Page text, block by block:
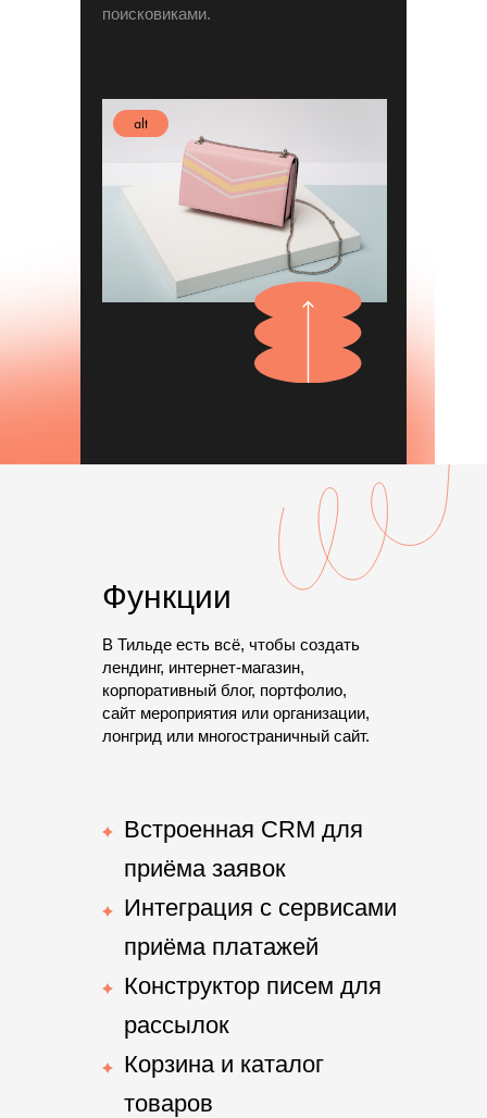
поисковиками.
Функции
В Тильде есть всё, чтобы создать
лендинг, интернет-магазин,
корпоративный блог, портфолио,
сайт мероприятия или организации,
лонгрид или многостраничный сайт.
Встроенная CRM для
приёма заявок
Интеграция с сервисами
приёма платажей
Конструктор писем для
рассылок
Корзина и каталог
товаров